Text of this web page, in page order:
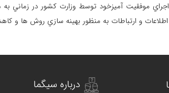
موفقيت آميزخود توسط وزارت كشور در زماني
اطلاعات و ارتباطات به منظور بهينه سازي روش ها و
درباره سیگما